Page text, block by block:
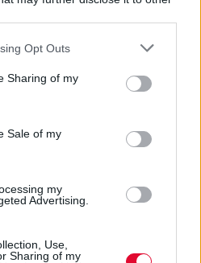
Opt Outs
Sharing of my
Sale of my
my
Advertising.
Use,
Sharing of my
trends